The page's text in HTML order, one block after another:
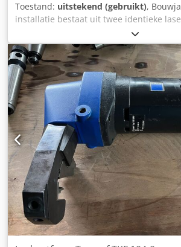
Toestand: uitstekend (gebruikt),
installatie bestaat uit twee identieke
Tot nu toe werd de installatie gebruikt
van lithium-ion batterijen (E-Smart).
celgeleiders voor serieschakeling in
cyclustijd voor celblokken bedroeg in de
productie 3-4 minuten. Basisgegevens:
Gewicht: 6021 kg Nominale stroom: 20 A
Aansluitvermogen: 12 kVA Schijflaser:
A32/11 met focusoptiek (PFO)
bepaling: PRIMES
Schakelkastkoeling: RITTAL SK 3185830
beide installaties bedient: Trumpf
Tlspfx Abgea Laservermogen: 5 kW
Straalkwaliteit: < 100 µm